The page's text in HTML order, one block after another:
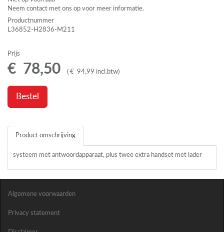
Neem contact met ons op voor meer informatie.
Productnummer
L36852-H2836-M211
Prijs
€ 78,50 ( € 94,99 incl.btw)
Bestel
Product omschrijving
systeem met antwoordapparaat, plus twee extra handset met lader
Algemene voorwaarden
Privacy statement